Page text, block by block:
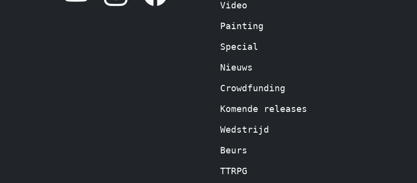
Video
Painting
Special
Nieuws
Crowdfunding
Komende releases
Wedstrijd
Beurs
TTRPG